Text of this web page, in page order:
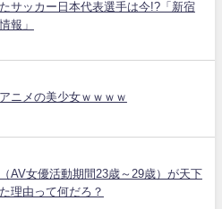
サッカー日本代表選手は今!?「新宿
報」
ニメの美少女ｗｗｗｗ
AV女優活動期間23歳～29歳）が天下
理由って何だろ？